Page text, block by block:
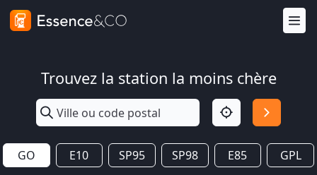
Trouvez la station la moins chère
GO E10 SP95 SP98 E85 GPL